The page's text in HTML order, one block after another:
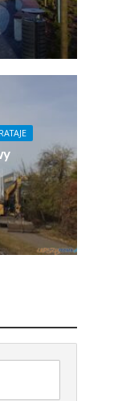
RATAJE